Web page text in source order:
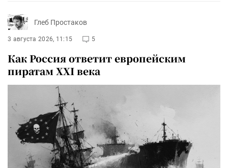
Глеб Простаков
3 августа 2026, 11:15 5
Как Россия ответит европейским
пиратам XXI века